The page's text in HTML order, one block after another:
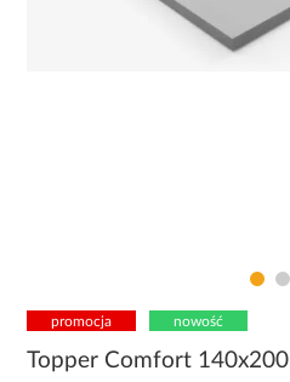
promocja nowość
Topper Comfort 140x200